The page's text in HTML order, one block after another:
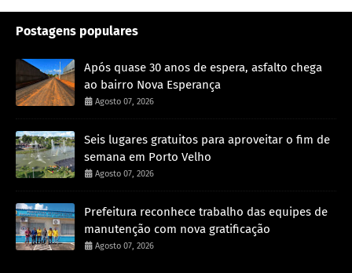
Postagens populares
Após quase 30 anos de espera, asfalto chega
ao bairro Nova Esperança
Agosto 07, 2026
Seis lugares gratuitos para aproveitar o fim de
semana em Porto Velho
Agosto 07, 2026
Prefeitura reconhece trabalho das equipes de
manutenção com nova gratificação
Agosto 07, 2026